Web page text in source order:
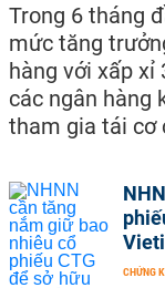
Trong 6 tháng
mức tăng
hàng với xấp xỉ
các ngân hàng
tham gia tái cơ
CHỨNG